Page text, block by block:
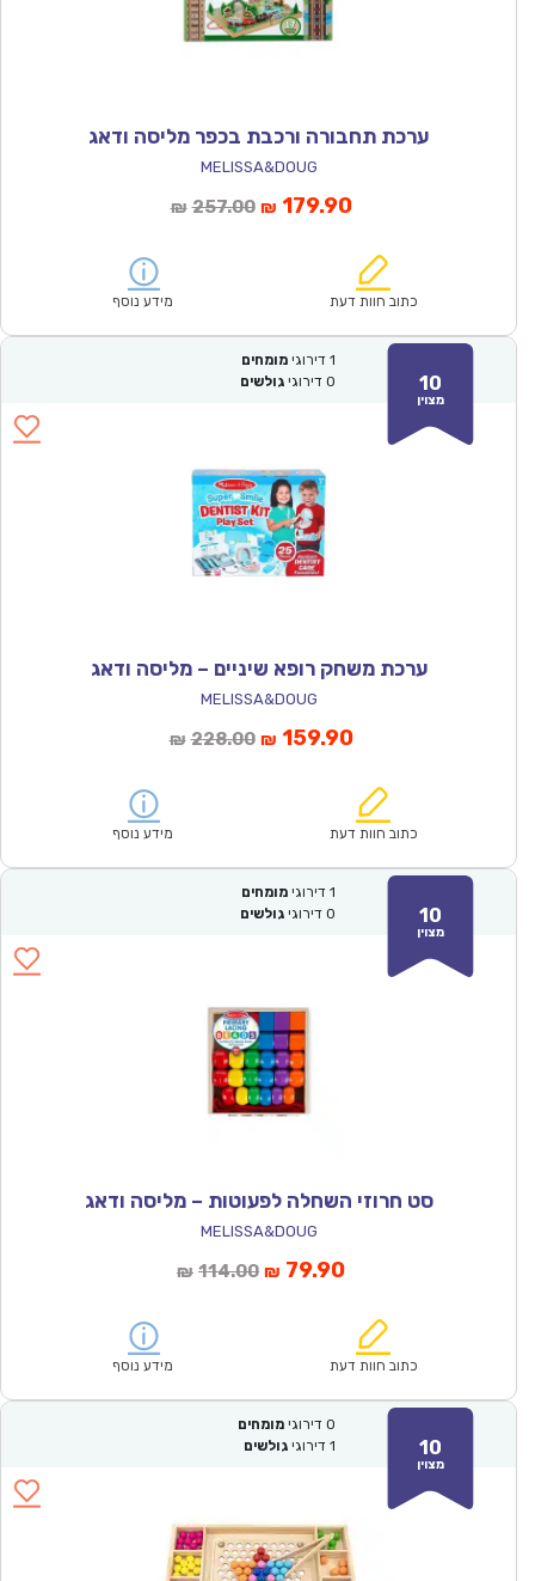
ערכת תחבורה ורכבת בכפר מליסה ודאג
MELISSA&DOUG
₪ 257.00המחיר
₪257.00.
₪ 179.90המחיר
הוא:
כתוב חוות דעת מידע נוסף
10
מצוין
1 דירוגי מומחים
0 דירוגי גולשים
ערכת משחק רופא שיניים – מליסה ודאג
MELISSA&DOUG
₪ 228.00המחיר
₪228.00.
₪ 159.90המחיר
הוא:
כתוב חוות דעת מידע נוסף
10
מצוין
1 דירוגי מומחים
0 דירוגי גולשים
סט חרוזי השחלה לפעוטות – מליסה ודאג
MELISSA&DOUG
₪ 114.00המחיר
₪114.00.
₪ 79.90המחיר
הוא:
כתוב חוות דעת מידע נוסף
10
מצוין
0 דירוגי מומחים
1 דירוגי גולשים